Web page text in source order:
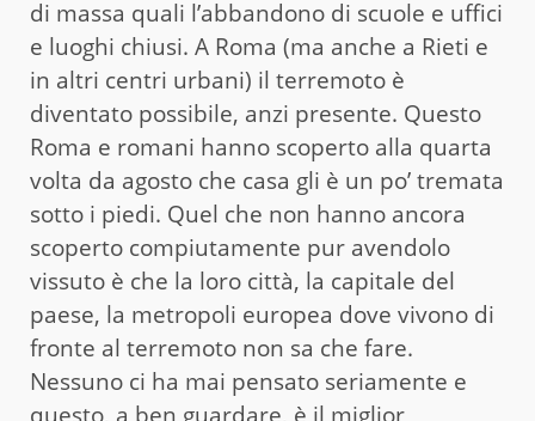
di massa quali l’abbandono di scuole e uffici
e luoghi chiusi. A Roma (ma anche a Rieti e
in altri centri urbani) il terremoto è
diventato possibile, anzi presente. Questo
Roma e romani hanno scoperto alla quarta
volta da agosto che casa gli è un po’ tremata
sotto i piedi. Quel che non hanno ancora
scoperto compiutamente pur avendolo
vissuto è che la loro città, la capitale del
paese, la metropoli europea dove vivono di
fronte al terremoto non sa che fare.
Nessuno ci ha mai pensato seriamente e